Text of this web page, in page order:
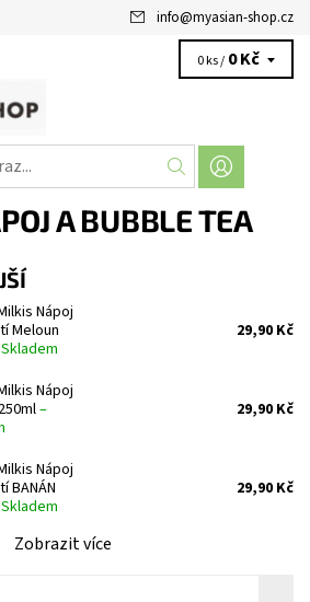
info@myasian-shop.cz
0 ks / 0 Kč
A BUBBLE TEA
Nápoj
Meloun
Skladem
29,90 Kč
Nápoj
–
29,90 Kč
Nápoj
BANÁN
Skladem
29,90 Kč
Zobrazit více